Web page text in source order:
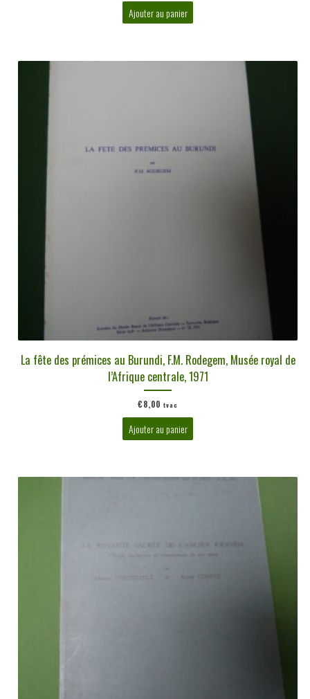
Ajouter au panier
La fête des prémices au Burundi, F.M. Rodegem, Musée royal de
l’Afrique centrale, 1971
€8,00 tvac
Ajouter au panier